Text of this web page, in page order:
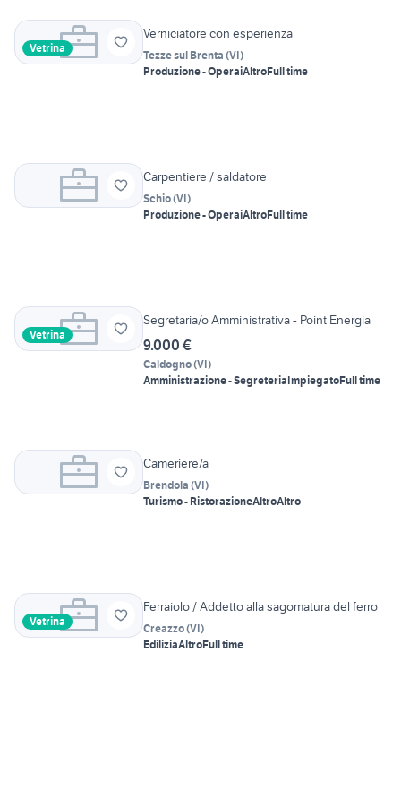
Vetrina
Verniciatore con esperienza
Tezze sul Brenta (VI)
Produzione - OperaiAltroFull time
Carpentiere / saldatore
Schio(VI)
Produzione - OperaiAltroFull time
Vetrina
Segretaria/o Amministrativa - Point Energia
9.000 €
Caldogno(VI)
Amministrazione - SegreteriaImpiegatoFull time
Cameriere/a
Brendola (VI)
Turismo - RistorazioneAltroAltro
Vetrina
Ferraiolo / Addetto alla sagomatura del ferro
Creazzo(VI)
EdiliziaAltroFull time